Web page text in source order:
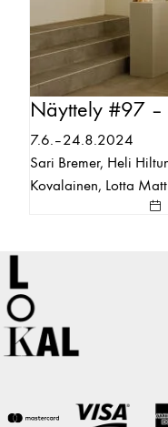
Näyttely #97 –
7.6.–24.8.2024
Sari Bremer, Heli
Kovalainen, Lotta